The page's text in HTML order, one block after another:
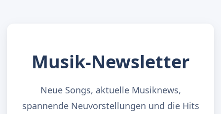
Musik-Newsletter
Neue Songs, aktuelle Musiknews,
spannende Neuvorstellungen und die Hits